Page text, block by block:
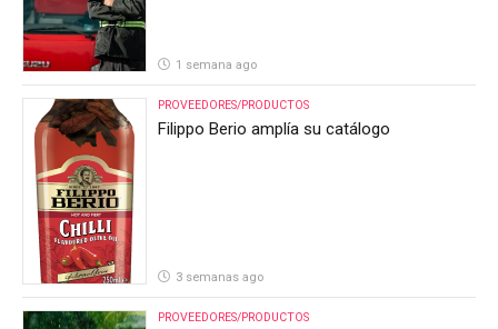
1 semana ago
PROVEEDORES/PRODUCTOS
Filippo Berio amplía su catálogo
3 semanas ago
PROVEEDORES/PRODUCTOS